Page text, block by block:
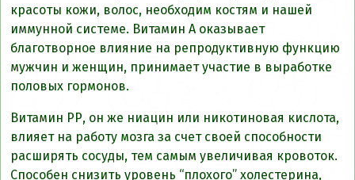
красоты кожи, волос, необходим костям и нашей
иммунной системе. Витамин А оказывает
благотворное влияние на репродуктивную функцию
мужчин и женщин, принимает участие в выработке
половых гормонов.
Витамин РР, он же ниацин или никотиновая кислота,
влияет на работу мозга за счет своей способности
расширять сосуды, тем самым увеличивая кровоток.
Способен снизить уровень “плохого” холестерина,